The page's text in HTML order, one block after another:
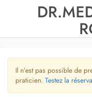
Il n’est pas possible de
praticien. Testez la